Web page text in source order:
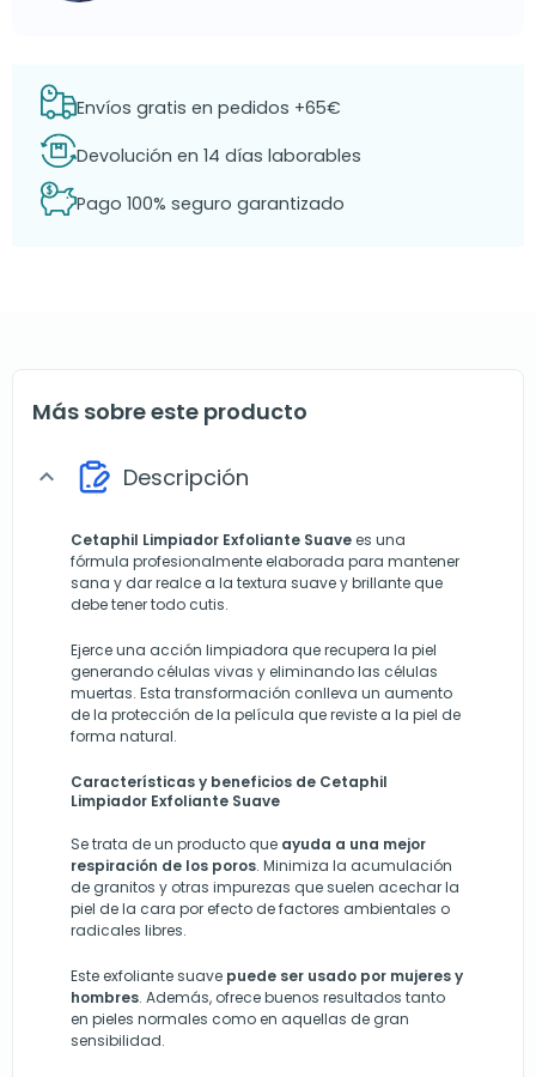
Envíos gratis en pedidos +65€
Devolución en 14 días laborables
Pago 100% seguro garantizado
Más sobre este producto
expand_more Descripción
Cetaphil Limpiador Exfoliante Suavees una
fórmula profesionalmente elaborada para mantener
sana y dar realce a la textura suave y brillante que
debe tener todo cutis.
Ejerce una acción limpiadora que recupera la piel
generando células vivas y eliminando las células
muertas. Esta transformación conlleva un aumento
de la protección de la película que reviste a la piel de
forma natural.
Características y beneficios de Cetaphil
Limpiador Exfoliante Suave
Se trata de un producto que ayuda a una mejor
respiración de los poros. Minimiza la acumulación
de granitos y otras impurezas que suelen acechar la
piel de la cara por efecto de factores ambientales o
radicales libres.
Este exfoliante suave puede ser usado por mujeres y
hombres. Además, ofrece buenos resultados tanto
en pieles normales como en aquellas de gran
sensibilidad.